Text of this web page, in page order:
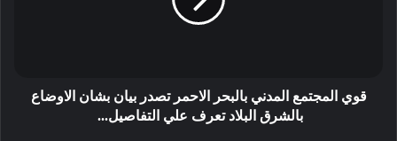
قوي المجتمع المدني بالبحر الاحمر تصدر بيان بشان الاوضاع
بالشرق البلاد تعرف علي التفاصيل...